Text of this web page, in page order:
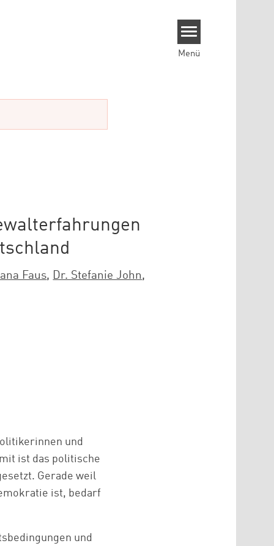
Menü
Faus, Dr. Stefanie John,
und
ist das politische
Gerade weil
ist, bedarf
und